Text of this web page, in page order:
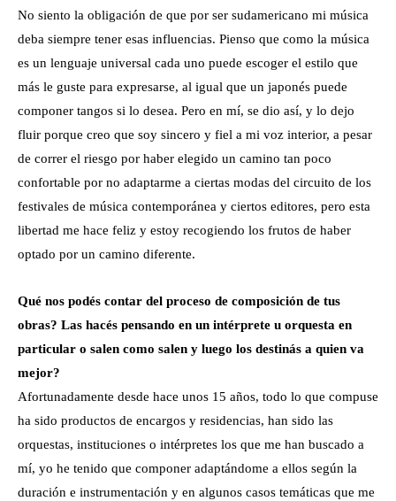
No siento la obligación de que por ser sudamericano mi música
deba siempre tener esas influencias. Pienso que como la música
es un lenguaje universal cada uno puede escoger el estilo que
más le guste para expresarse, al igual que un japonés puede
componer tangos si lo desea. Pero en mí, se dio así, y lo dejo
fluir porque creo que soy sincero y fiel a mi voz interior, a pesar
de correr el riesgo por haber elegido un camino tan poco
confortable por no adaptarme a ciertas modas del circuito de los
festivales de música contemporánea y ciertos editores, pero esta
libertad me hace feliz y estoy recogiendo los frutos de haber
optado por un camino diferente.
Qué nos podés contar del proceso de composición de tus
obras? Las hacés pensando en un intérprete u orquesta en
particular o salen como salen y luego los destinás a quien va
mejor?
Afortunadamente desde hace unos 15 años, todo lo que compuse
ha sido productos de encargos y residencias, han sido las
orquestas, instituciones o intérpretes los que me han buscado a
mí, yo he tenido que componer adaptándome a ellos según la
duración e instrumentación y en algunos casos temáticas que me